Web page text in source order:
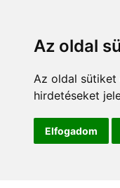
Az oldal
Az oldal sütiket
hirdetéseket
Elfogadom